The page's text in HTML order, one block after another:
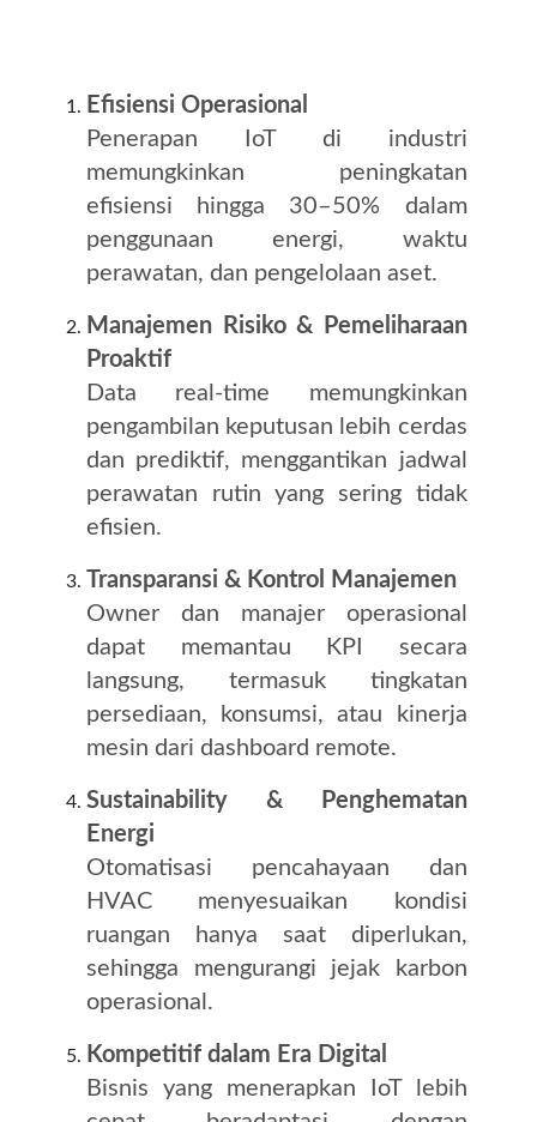
Efisiensi Operasional
Penerapan IoT di industri
memungkinkan peningkatan
efisiensi hingga 30–50% dalam
penggunaan energi, waktu
perawatan, dan pengelolaan aset.
Manajemen Risiko & Pemeliharaan
Proaktif
Data real‑time memungkinkan
pengambilan keputusan lebih cerdas
dan prediktif, menggantikan jadwal
perawatan rutin yang sering tidak
efisien.
Transparansi & Kontrol Manajemen
Owner dan manajer operasional
dapat memantau KPI secara
langsung, termasuk tingkatan
persediaan, konsumsi, atau kinerja
mesin dari dashboard remote.
Sustainability & Penghematan
Energi
Otomatisasi pencahayaan dan
HVAC menyesuaikan kondisi
ruangan hanya saat diperlukan,
sehingga mengurangi jejak karbon
operasional.
Kompetitif dalam Era Digital
Bisnis yang menerapkan IoT lebih